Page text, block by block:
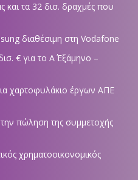
τα 32 δισ. δραχμές που
διαθέσιμη στη Vodafone
€ για το Α΄ Εξάμηνο –
χαρτοφυλάκιο έργων ΑΠΕ
πώληση της συμμετοχής
χρηματοοικονομικός